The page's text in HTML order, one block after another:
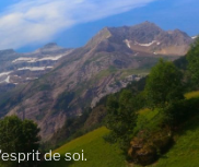
de soi.